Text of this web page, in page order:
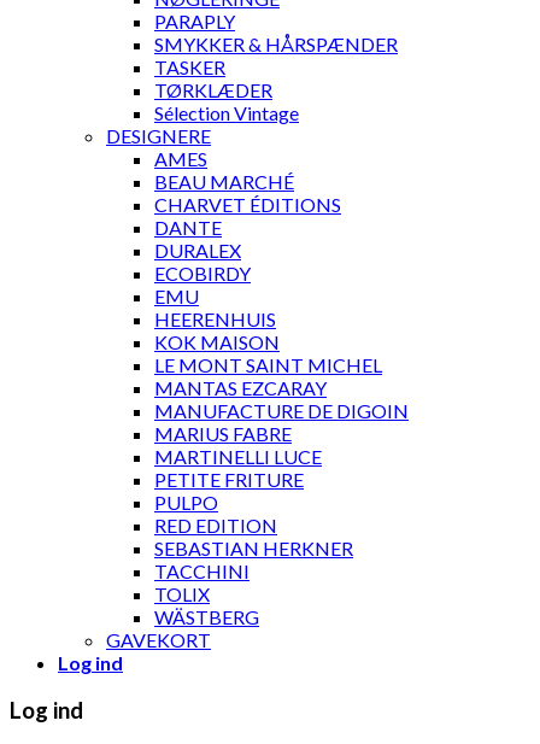
PARAPLY
SMYKKER & HÅRSPÆNDER
TASKER
TØRKLÆDER
Sélection Vintage
DESIGNERE
AMES
BEAU MARCHÉ
CHARVET ÉDITIONS
DANTE
DURALEX
ECOBIRDY
EMU
HEERENHUIS
KOK MAISON
LE MONT SAINT MICHEL
MANTAS EZCARAY
MANUFACTURE DE DIGOIN
MARIUS FABRE
MARTINELLI LUCE
PETITE FRITURE
PULPO
RED EDITION
SEBASTIAN HERKNER
TACCHINI
TOLIX
WÄSTBERG
GAVEKORT
Log ind
Log ind